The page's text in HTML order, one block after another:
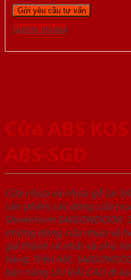
Gọi 0976.169.864
Cửa ABS
ABS-SGD
Cửa nhựa và nhựa gỗ tại
sản phẩm các dòng cửa
Showroom
những dòng cửa nhựa và
giá thành rẻ nhất và phù
hàng. Trên hết,
bán hàng ƯU ĐÃI CAO đi